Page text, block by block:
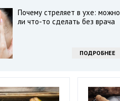
Почему стреляет в ухе: можно
ли что-то сделать без врача
ПОДРОБНЕЕ